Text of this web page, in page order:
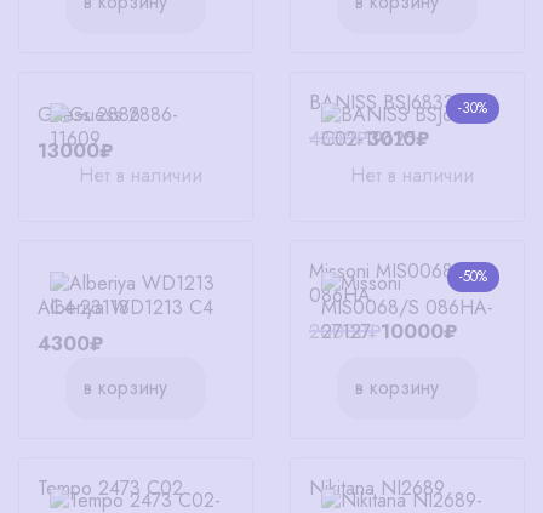
Guess 2886
13000₽
Нет в наличии
-30%
BANISS BSJ6833 C02
4300₽3010₽
Нет в наличии
Alberiya WD1213 C4
4300₽
в корзину
-50%
Missoni MIS0068/S
086HA
20000₽10000₽
в корзину
Tempo 2473 C02
Nikitana NI2689